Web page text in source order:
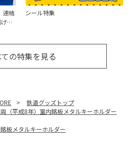
連結
げ…
シール特集
の特集を見る
>
鉄道グッズトップ
（平成8年）室内銘板メタルキーホルダー
板メタルキーホルダー